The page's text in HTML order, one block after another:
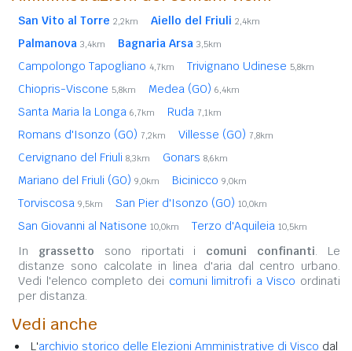
San Vito al Torre 2,2km Aiello del Friuli 2,4km
Palmanova 3,4km Bagnaria Arsa 3,5km
Campolongo Tapogliano 4,7km Trivignano Udinese 5,8km
Chiopris-Viscone 5,8km Medea (GO) 6,4km
Santa Maria la Longa 6,7km Ruda 7,1km
Romans d'Isonzo (GO) 7,2km Villesse (GO) 7,8km
Cervignano del Friuli 8,3km Gonars 8,6km
Mariano del Friuli (GO) 9,0km Bicinicco 9,0km
Torviscosa 9,5km San Pier d'Isonzo (GO) 10,0km
San Giovanni al Natisone 10,0km Terzo d'Aquileia 10,5km
In grassetto sono riportati i comuni confinanti. Le
distanze sono calcolate in linea d'aria dal centro urbano.
Vedi l'elenco completo dei comuni limitrofi a Visco ordinati
per distanza.
Vedi anche
L'archivio storico delle Elezioni Amministrative di Visco dal